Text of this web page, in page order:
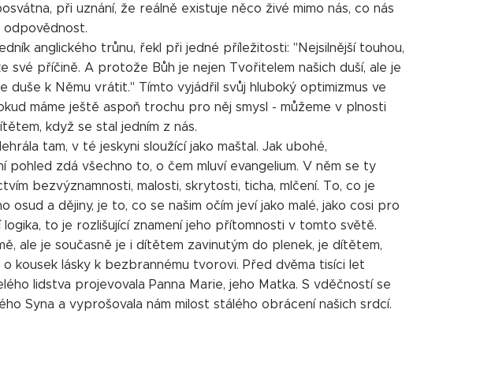
při uznání, že reálně existuje něco živé mimo nás, co nás
odpovědnost.
anglického trůnu, řekl při jedné příležitosti: "Nejsilnější touhou,
své příčině. A protože Bůh je nejen Tvořitelem našich duší, ale je
duše k Němu vrátit." Tímto vyjádřil svůj hluboký optimizmus ve
máme ještě aspoň trochu pro něj smysl - můžeme v plnosti
když se stal jedním z nás.
tam, v té jeskyni sloužící jako maštal. Jak ubohé,
zdá všechno to, o čem mluví evangelium. V něm se ty
bezvýznamnosti, malosti, skrytosti, ticha, mlčení. To, co je
a dějiny, je to, co se našim očím jeví jako malé, jako cosi pro
to je rozlišující znamení jeho přítomnosti v tomto světě.
ale je současně je i dítětem zavinutým do plenek, je dítětem,
kousek lásky k bezbrannému tvorovi. Před dvěma tisíci let
lidstva projevovala Panna Marie, jeho Matka. S vděčností se
Syna a vyprošovala nám milost stálého obrácení našich srdcí.